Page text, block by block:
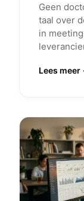
Geen
taal over
in
Lees meer